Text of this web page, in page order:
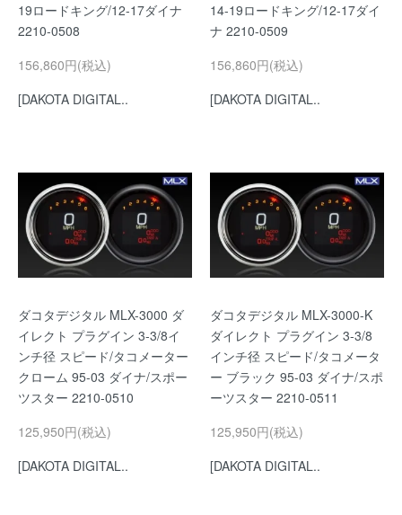
19ロードキング/12-17ダイナ
2210-0508
156,860円(税込)
[DAKOTA DIGITAL..
14-19ロードキング/12-17ダイ
ナ 2210-0509
156,860円(税込)
[DAKOTA DIGITAL..
ダコタデジタル MLX-3000 ダ
イレクト プラグイン 3-3/8イ
ンチ径 スピード/タコメーター
クローム 95-03 ダイナ/スポー
ツスター 2210-0510
125,950円(税込)
[DAKOTA DIGITAL..
ダコタデジタル MLX-3000-K
ダイレクト プラグイン 3-3/8
インチ径 スピード/タコメータ
ー ブラック 95-03 ダイナ/スポ
ーツスター 2210-0511
125,950円(税込)
[DAKOTA DIGITAL..